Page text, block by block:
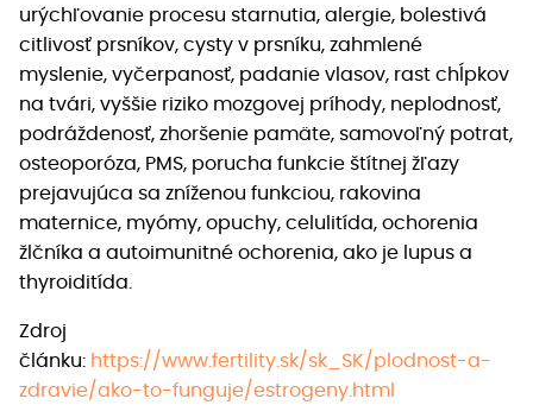
urýchľovanie procesu starnutia, alergie, bolestivá
citlivosť prsníkov, cysty v prsníku, zahmlené
myslenie, vyčerpanosť, padanie vlasov, rast chĺpkov
na tvári, vyššie riziko mozgovej príhody, neplodnosť,
podráždenosť, zhoršenie pamäte, samovoľný potrat,
osteoporóza, PMS, porucha funkcie štítnej žľazy
prejavujúca sa zníženou funkciou, rakovina
maternice, myómy, opuchy, celulitída, ochorenia
žlčníka a autoimunitné ochorenia, ako je lupus a
thyroiditída.
Zdroj
článku: https://www.fertility.sk/sk_SK/plodnost-a-
zdravie/ako-to-funguje/estrogeny.html